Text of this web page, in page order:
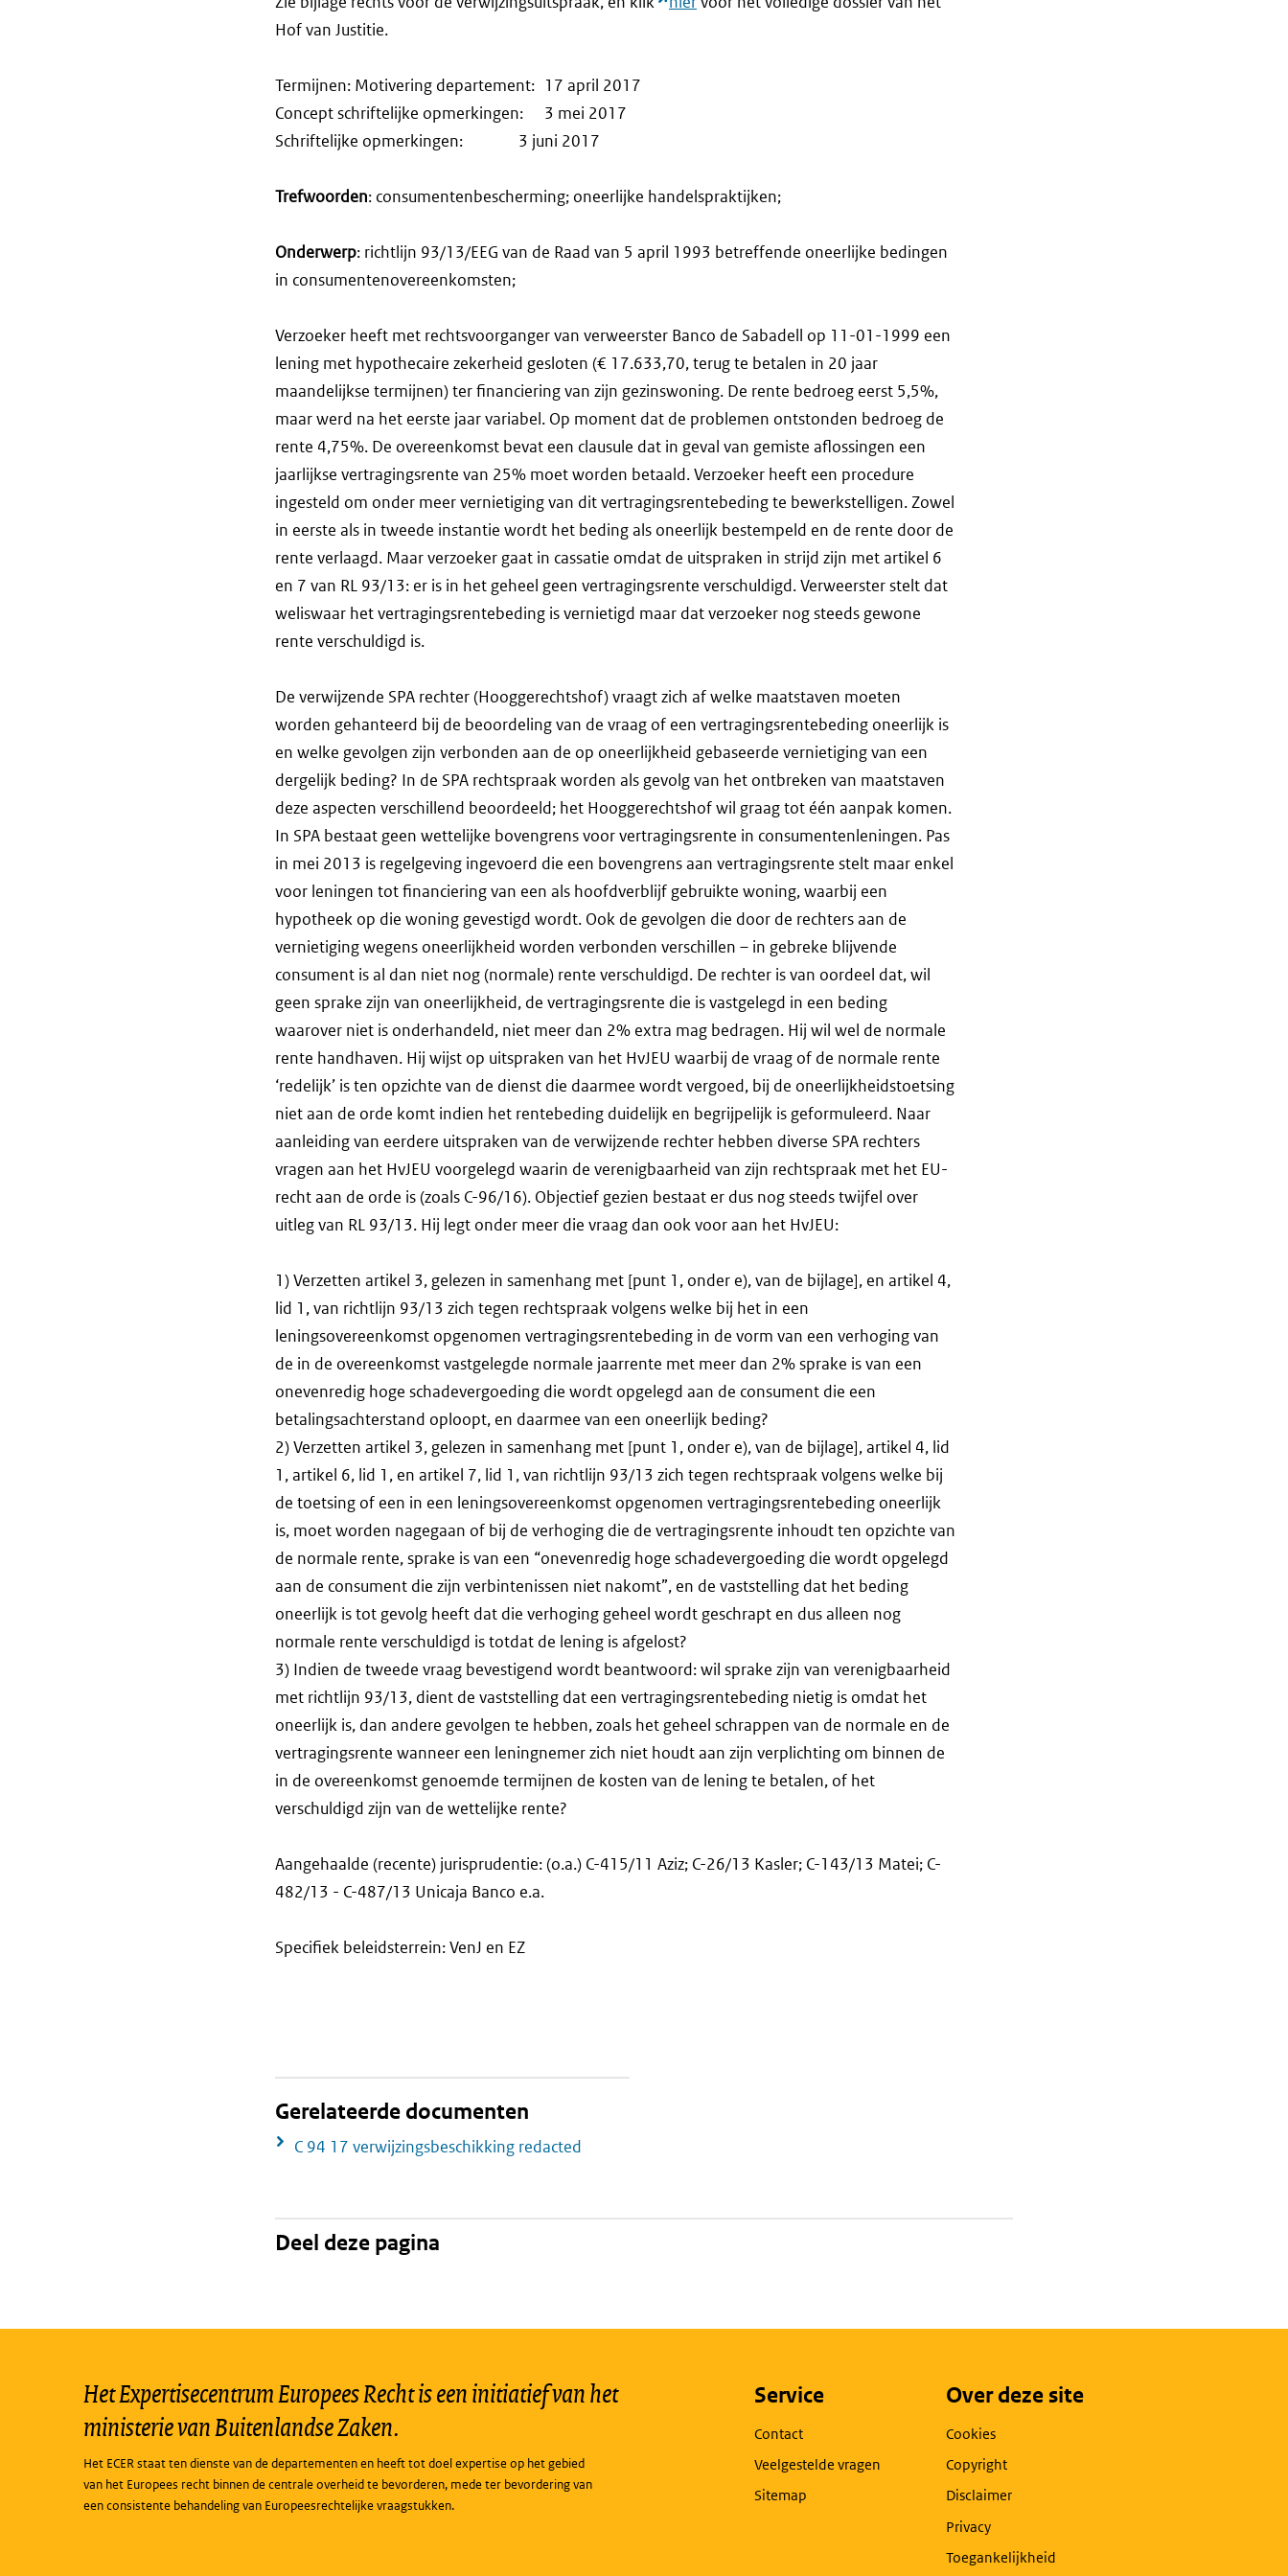
Hof van Justitie.
Termijnen: Motivering departement: 17 april 2017
Concept schriftelijke opmerkingen: 3 mei 2017
Schriftelijke opmerkingen: 3 juni 2017
Trefwoorden: consumentenbescherming; oneerlijke handelspraktijken;
Onderwerp: richtlijn 93/13/EEG van de Raad van 5 april 1993 betreffende oneerlijke bedingen
in consumentenovereenkomsten;
Verzoeker heeft met rechtsvoorganger van verweerster Banco de Sabadell op 11-01-1999 een
lening met hypothecaire zekerheid gesloten (€ 17.633,70, terug te betalen in 20 jaar
maandelijkse termijnen) ter financiering van zijn gezinswoning. De rente bedroeg eerst 5,5%,
maar werd na het eerste jaar variabel. Op moment dat de problemen ontstonden bedroeg de
rente 4,75%. De overeenkomst bevat een clausule dat in geval van gemiste aflossingen een
jaarlijkse vertragingsrente van 25% moet worden betaald. Verzoeker heeft een procedure
ingesteld om onder meer vernietiging van dit vertragingsrentebeding te bewerkstelligen. Zowel
in eerste als in tweede instantie wordt het beding als oneerlijk bestempeld en de rente door de
rente verlaagd. Maar verzoeker gaat in cassatie omdat de uitspraken in strijd zijn met artikel 6
en 7 van RL 93/13: er is in het geheel geen vertragingsrente verschuldigd. Verweerster stelt dat
weliswaar het vertragingsrentebeding is vernietigd maar dat verzoeker nog steeds gewone
rente verschuldigd is.
De verwijzende SPA rechter (Hooggerechtshof) vraagt zich af welke maatstaven moeten
worden gehanteerd bij de beoordeling van de vraag of een vertragingsrentebeding oneerlijk is
en welke gevolgen zijn verbonden aan de op oneerlijkheid gebaseerde vernietiging van een
dergelijk beding? In de SPA rechtspraak worden als gevolg van het ontbreken van maatstaven
deze aspecten verschillend beoordeeld; het Hooggerechtshof wil graag tot één aanpak komen.
In SPA bestaat geen wettelijke bovengrens voor vertragingsrente in consumentenleningen. Pas
in mei 2013 is regelgeving ingevoerd die een bovengrens aan vertragingsrente stelt maar enkel
voor leningen tot financiering van een als hoofdverblijf gebruikte woning, waarbij een
hypotheek op die woning gevestigd wordt. Ook de gevolgen die door de rechters aan de
vernietiging wegens oneerlijkheid worden verbonden verschillen – in gebreke blijvende
consument is al dan niet nog (normale) rente verschuldigd. De rechter is van oordeel dat, wil
geen sprake zijn van oneerlijkheid, de vertragingsrente die is vastgelegd in een beding
waarover niet is onderhandeld, niet meer dan 2% extra mag bedragen. Hij wil wel de normale
rente handhaven. Hij wijst op uitspraken van het HvJEU waarbij de vraag of de normale rente
‘redelijk’ is ten opzichte van de dienst die daarmee wordt vergoed, bij de oneerlijkheidstoetsing
niet aan de orde komt indien het rentebeding duidelijk en begrijpelijk is geformuleerd. Naar
aanleiding van eerdere uitspraken van de verwijzende rechter hebben diverse SPA rechters
vragen aan het HvJEU voorgelegd waarin de verenigbaarheid van zijn rechtspraak met het EU-
recht aan de orde is (zoals C-96/16). Objectief gezien bestaat er dus nog steeds twijfel over
uitleg van RL 93/13. Hij legt onder meer die vraag dan ook voor aan het HvJEU:
1) Verzetten artikel 3, gelezen in samenhang met [punt 1, onder e), van de bijlage], en artikel 4,
lid 1, van richtlijn 93/13 zich tegen rechtspraak volgens welke bij het in een
leningsovereenkomst opgenomen vertragingsrentebeding in de vorm van een verhoging van
de in de overeenkomst vastgelegde normale jaarrente met meer dan 2% sprake is van een
onevenredig hoge schadevergoeding die wordt opgelegd aan de consument die een
betalingsachterstand oploopt, en daarmee van een oneerlijk beding?
2) Verzetten artikel 3, gelezen in samenhang met [punt 1, onder e), van de bijlage], artikel 4, lid
1, artikel 6, lid 1, en artikel 7, lid 1, van richtlijn 93/13 zich tegen rechtspraak volgens welke bij
de toetsing of een in een leningsovereenkomst opgenomen vertragingsrentebeding oneerlijk
is, moet worden nagegaan of bij de verhoging die de vertragingsrente inhoudt ten opzichte van
de normale rente, sprake is van een “onevenredig hoge schadevergoeding die wordt opgelegd
aan de consument die zijn verbintenissen niet nakomt”, en de vaststelling dat het beding
oneerlijk is tot gevolg heeft dat die verhoging geheel wordt geschrapt en dus alleen nog
normale rente verschuldigd is totdat de lening is afgelost?
3) Indien de tweede vraag bevestigend wordt beantwoord: wil sprake zijn van verenigbaarheid
met richtlijn 93/13, dient de vaststelling dat een vertragingsrentebeding nietig is omdat het
oneerlijk is, dan andere gevolgen te hebben, zoals het geheel schrappen van de normale en de
vertragingsrente wanneer een leningnemer zich niet houdt aan zijn verplichting om binnen de
in de overeenkomst genoemde termijnen de kosten van de lening te betalen, of het
verschuldigd zijn van de wettelijke rente?
Aangehaalde (recente) jurisprudentie: (o.a.) C-415/11 Aziz; C-26/13 Kasler; C-143/13 Matei; C-
482/13 - C-487/13 Unicaja Banco e.a.
Specifiek beleidsterrein: VenJ en EZ
Gerelateerde documenten
C 94 17 verwijzingsbeschikking redacted
Deel deze pagina
Het Expertisecentrum Europees Recht is een initiatief van het
ministerie van Buitenlandse Zaken.
Het ECER staat ten dienste van de departementen en heeft tot doel expertise op het gebied
van het Europees recht binnen de centrale overheid te bevorderen, mede ter bevordering van
een consistente behandeling van Europeesrechtelijke vraagstukken.
Service
Contact
Veelgestelde vragen
Sitemap
Over deze site
Cookies
Copyright
Disclaimer
Privacy
Toegankelijkheid